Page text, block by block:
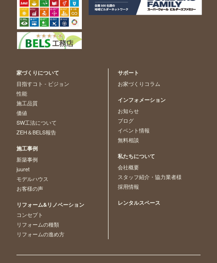
家づくりについて
目指すコト - ビジョン
性能
施工品質
価値
SW工法について
ZEH＆BELS報告
施工事例
新築事例
juuret
モデルハウス
お客様の声
リフォーム&リノベーション
コンセプト
リフォームの種類
リフォームの進め方
サポート
お家づくりコラム
インフォメーション
お知らせ
ブログ
イベント情報
無料相談
私たちについて
会社概要
スタッフ紹介・協力業者様
採用情報
レンタルスペース